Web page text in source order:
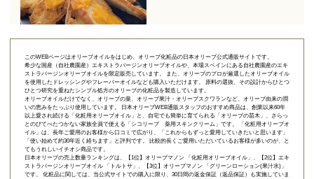
このWEBページはオリーブオイルをはじめ、オリーブ化粧品の日本オリーブ公式通販サイトです。
希少な国産（自社農園産）エキストラバージンオリーブオイルや、本場スペインにある自社農園産のエキ
ストラバージンオリーブオイルを限定販売しています。 また、オリーブのプロが厳選したオリーブオイル
を使用したドレッシングやフレーバーオイルなども購入いただけます。 原料の選抜、その設計からひとつ
ひとつ研究を重ねたシンプル処方のオリーブの化粧品を製造しています。
オリーブオイルだけでなく、オリーブの葉、オリーブ果汁・オリーブスクワランなど、オリーブ由来の潤
いの恵みをたっぷり使用しています。 日本オリーブWEB通販スタッフのおすすめ商品は、創業以来60年
以上愛され続ける「 化粧用オリーブオイル 」と、自宅でも簡単に育てられる「 オリーブの苗木 」、さらっ
とのびてべたつかない家族全員で使える「 シコリーブ 薬用スキンクリーム 」です。 「化粧用オリーブオ
イル」は、長年ご愛用のお客様から口コミで広がり、「これからもずっと愛用していきたいと思います」
「使い始めて約30年近く経ちます」と評判です。 比較的長くご愛用いただいているお客様が多いのが、と
てもうれしいイチオシ商品です。
日本オリーブの売上数量ランキングは、【1位】オリーブマノン 「 化粧用オリーブオイル 」、【2位】 エキ
ストラバージンオリーブオイル 「トルトサ」 、【3位】 オリーブマノン 「グリーンローション(果汁水)」
です。 化粧品に関しては、当公式サイトでの購入に限り、 30日間の返金保証（返品保証）
も実施していま